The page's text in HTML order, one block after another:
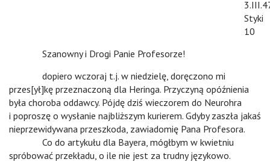
Styki
10
Szanowny i Drogi Panie Profesorze!
dopiero wczoraj t.j. w niedzielę, doręczono mi
przes[ył]kę przeznaczoną dla Heringa. Przyczyną opóźnienia
była choroba oddawcy. Pójdę dziś wieczorem do Neurohra
i poproszę o wysłanie najbliższym kurierem. Gdyby zaszła jakaś
nieprzewidywana przeszkoda, zawiadomię Pana Profesora.
Co do artykułu dla Bayera, mógłbym w kwietniu
spróbować przekładu, o ile nie jest za trudny językowo.